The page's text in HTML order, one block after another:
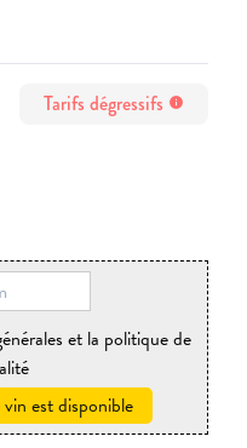
Tarifs dégressifs info
et la politique de
est disponible